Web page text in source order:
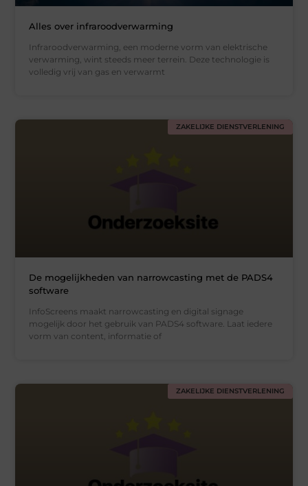
Alles over infraroodverwarming
Infraroodverwarming, een moderne vorm van elektrische
verwarming, wint steeds meer terrein. Deze technologie is
volledig vrij van gas en verwarmt
ZAKELIJKE DIENSTVERLENING
De mogelijkheden van narrowcasting met de PADS4
software
InfoScreens maakt narrowcasting en digital signage
mogelijk door het gebruik van PADS4 software. Laat iedere
vorm van content, informatie of
ZAKELIJKE DIENSTVERLENING